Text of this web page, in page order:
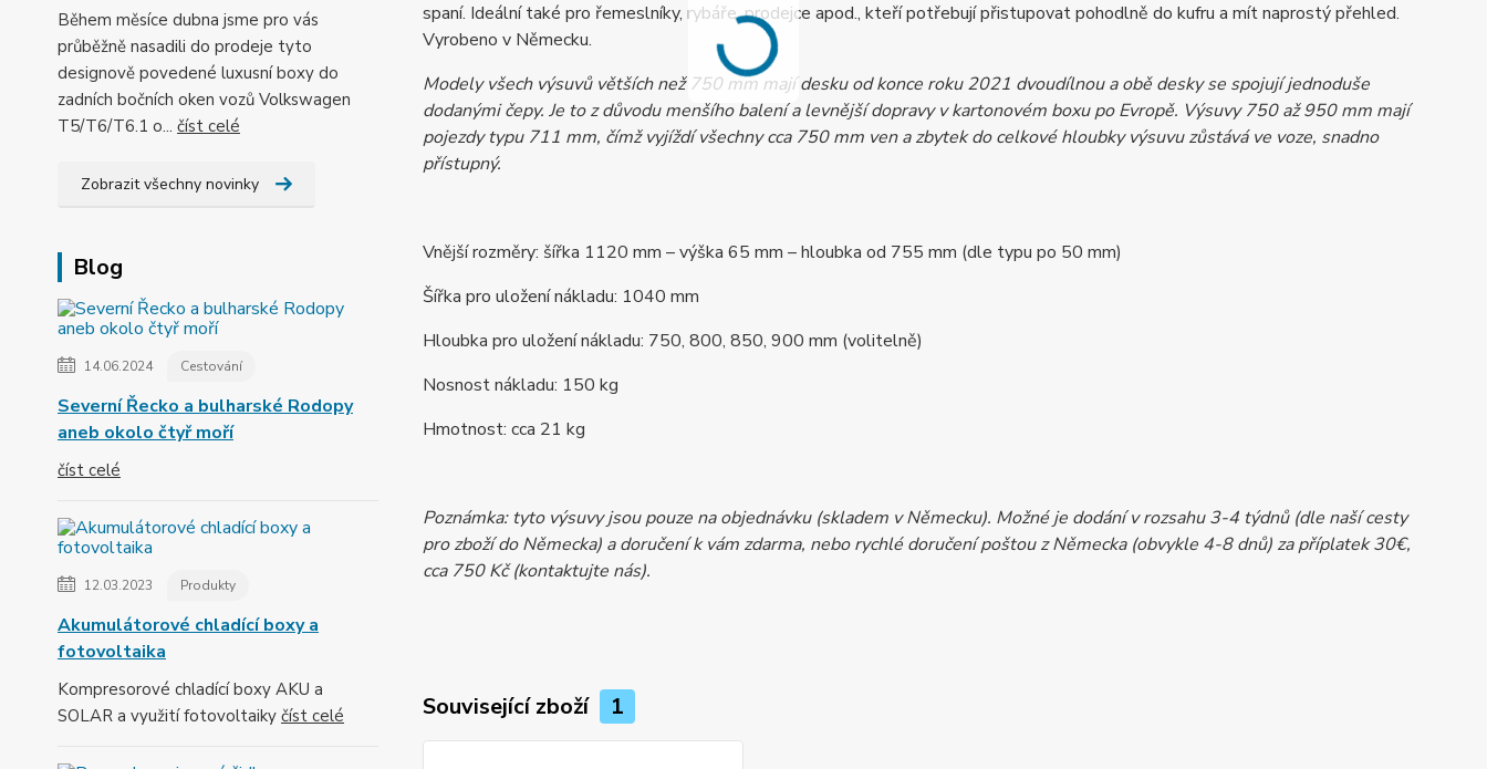
Během měsíce dubna jsme pro vás
průběžně nasadili do prodeje tyto
designově povedené luxusní boxy do
zadních bočních oken vozů Volkswagen
T5/T6/T6.1 o... číst celé
Zobrazit všechny novinky
Blog
14.06.2024 Cestování
Severní Řecko a bulharské Rodopy
aneb okolo čtyř moří
číst celé
12.03.2023 Produkty
Akumulátorové chladící boxy a
fotovoltaika
Kompresorové chladící boxy AKU a
SOLAR a využití fotovoltaiky číst celé
spaní. Ideální také pro řemeslníky, rybáře, prodejce apod., kteří potřebují přistupovat pohodlně do kufru a mít naprostý přehled.
Vyrobeno v Německu.
Modely všech výsuvů větších než 750 mm mají desku od konce roku 2021 dvoudílnou a obě desky se spojují jednoduše
dodanými čepy. Je to z důvodu menšího balení a levnější dopravy v kartonovém boxu po Evropě. Výsuvy 750 až 950 mm mají
pojezdy typu 711 mm, čímž vyjíždí všechny cca 750 mm ven a zbytek do celkové hloubky výsuvu zůstává ve voze, snadno
přístupný.
Vnější rozměry: šířka 1120 mm – výška 65 mm – hloubka od 755 mm (dle typu po 50 mm)
Šířka pro uložení nákladu: 1040 mm
Hloubka pro uložení nákladu: 750, 800, 850, 900 mm (volitelně)
Nosnost nákladu: 150 kg
Hmotnost: cca 21 kg
Poznámka: tyto výsuvy jsou pouze na objednávku (skladem v Německu). Možné je dodání v rozsahu 3-4 týdnů (dle naší cesty
pro zboží do Německa) a doručení k vám zdarma, nebo rychlé doručení poštou z Německa (obvykle 4-8 dnů) za příplatek 30€,
cca 750 Kč (kontaktujte nás).
Související zboží 1